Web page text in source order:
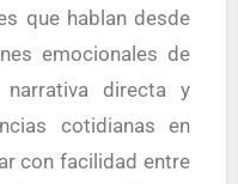
que hablan desde
emocionales de
directa y
cotidianas en
con facilidad entre